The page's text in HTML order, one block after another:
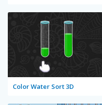
Color Water Sort 3D